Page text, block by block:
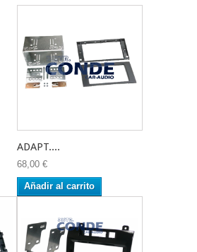
ADAPT....
68,00 €
Añadir al carrito